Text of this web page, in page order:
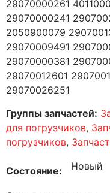
29070000261
29070000241
2050900079
29070009491
29070000381
29070012601
29070026251
Группы запчастей:
для погрузчиков,
погрузчиков,
Состояние Новый